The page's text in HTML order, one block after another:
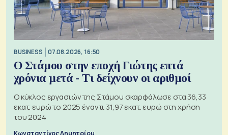
BUSINESS 07.08.2026, 16:50
Ο Στάμου στην εποχή Γιώτης επτά
χρόνια μετά - Τι δείχνουν οι αριθμοί
Ο κύκλος εργασιών της Στάμου σκαρφάλωσε στα 36,33
εκατ. ευρώ το 2025 έναντι 31,97 εκατ. ευρώ στη χρήση
του 2024
Κωνσταντίνος Δημητρίου